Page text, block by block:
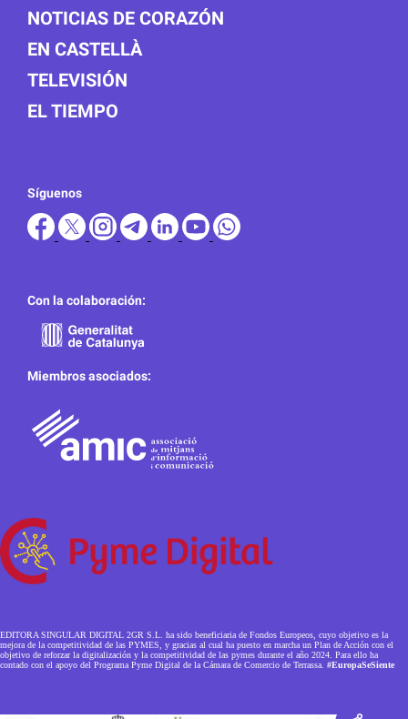
NOTICIAS DE CORAZÓN
EN CASTELLÀ
TELEVISIÓN
EL TIEMPO
Síguenos
Con la colaboración:
Miembros asociados:
EDITORA SINGULAR DIGITAL 2GR S.L. ha sido beneficiaria de Fondos Europeos, cuyo objetivo es la
mejora de la competitividad de las PYMES, y gracias al cual ha puesto en marcha un Plan de Acción con el
objetivo de reforzar la digitalización y la competitividad de las pymes durante el año 2024. Para ello ha
contado con el apoyo del Programa Pyme Digital de la Cámara de Comercio de Terrassa. #EuropaSeSiente